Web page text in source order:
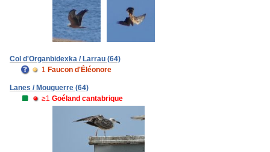
Col d'Organbidexka / Larrau (64)
1 Faucon d'Éléonore
Lanes / Mouguerre (64)
≥1 Goéland cantabrique